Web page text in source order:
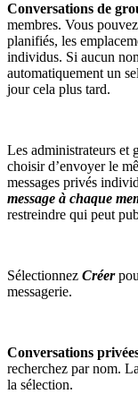
Conversations de
membres. Vous
planifiés, les
individus. Si aucun
automatiquement un
jour cela plus tard.
Les administrateurs et
choisir d’envoyer le
messages privés
message à chaque
restreindre qui peut
Sélectionnez Créer
messagerie.
Conversations
recherchez par nom.
la sélection.